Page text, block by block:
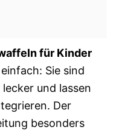
für Kinder
Sie sind
und lassen
Der
besonders